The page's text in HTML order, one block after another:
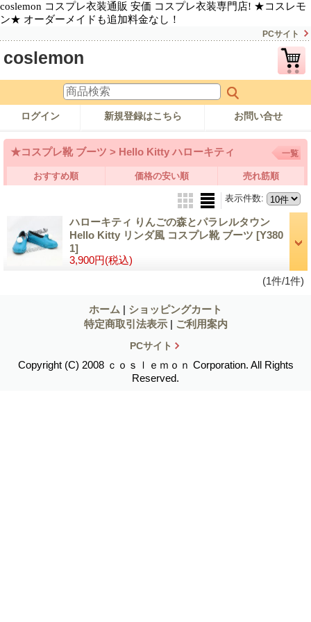
coslemon コスプレ衣装通販 安価 コスプレ衣装専門店! ★コスレモ
ン★ オーダーメイドも追加料金なし！
PCサイト
coslemon
ログイン 新規登録はこちら お問い合せ
★コスプレ靴 ブーツ > Hello Kitty ハローキティ 一覧
おすすめ順 価格の安い順 売れ筋順
表示件数:
ハローキティ りんごの森とパラレルタウン
Hello Kitty リンダ風 コスプレ靴 ブーツ [Y380
1]
3,900円(税込)
(1件/1件)
ホーム | ショッピングカート
特定商取引法表示 | ご利用案内
PCサイト
Copyright (C) 2008 ｃｏｓｌｅｍｏｎ Corporation. All Rights
Reserved.